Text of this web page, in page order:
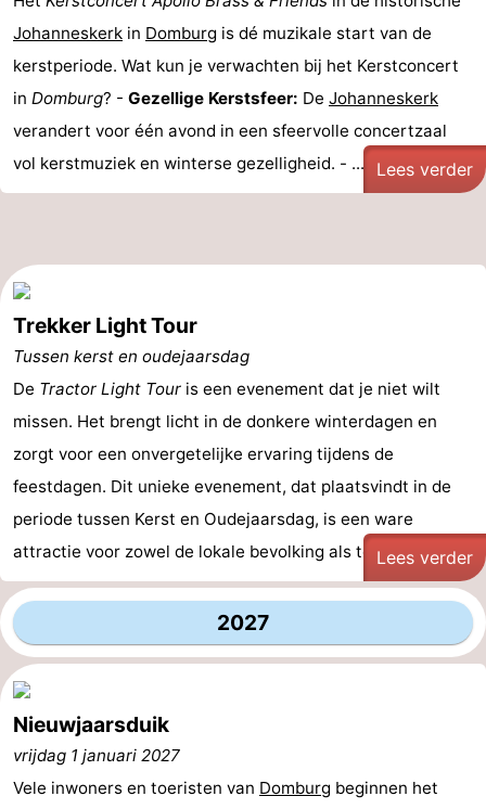
Johanneskerk in Domburg is dé muzikale start van de
kerstperiode. Wat kun je verwachten bij het Kerstconcert
in Domburg? - Gezellige Kerstsfeer: De Johanneskerk
verandert voor één avond in een sfeervolle concertzaal
vol kerstmuziek en winterse gezelligheid. - ...
Lees verder
Trekker Light Tour
Tussen kerst en oudejaarsdag
De Tractor Light Tour is een evenement dat je niet wilt
missen. Het brengt licht in de donkere winterdagen en
zorgt voor een onvergetelijke ervaring tijdens de
feestdagen. Dit unieke evenement, dat plaatsvindt in de
periode tussen Kerst en Oudejaarsdag, is een ware
attractie voor zowel de lokale bevolking als toeristen. ...
Lees verder
2027
Nieuwjaarsduik
vrijdag 1 januari 2027
Vele inwoners en toeristen van Domburg beginnen het